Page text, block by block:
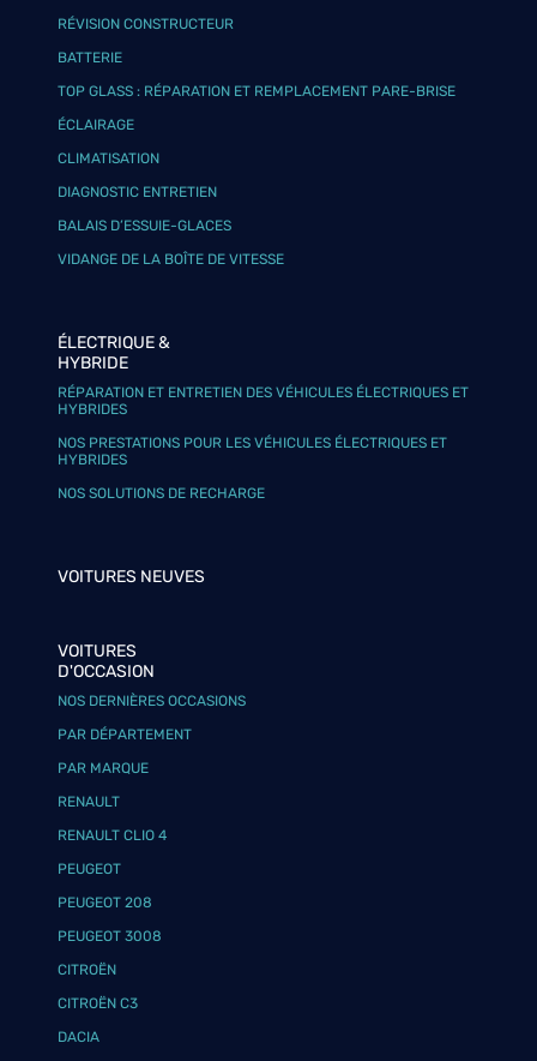
RÉVISION CONSTRUCTEUR
BATTERIE
TOP GLASS : RÉPARATION ET REMPLACEMENT PARE-BRISE
ÉCLAIRAGE
CLIMATISATION
DIAGNOSTIC ENTRETIEN
BALAIS D’ESSUIE-GLACES
VIDANGE DE LA BOÎTE DE VITESSE
ÉLECTRIQUE &
HYBRIDE
RÉPARATION ET ENTRETIEN DES VÉHICULES ÉLECTRIQUES ET
HYBRIDES
NOS PRESTATIONS POUR LES VÉHICULES ÉLECTRIQUES ET
HYBRIDES
NOS SOLUTIONS DE RECHARGE
VOITURES NEUVES
VOITURES
D'OCCASION
NOS DERNIÈRES OCCASIONS
PAR DÉPARTEMENT
PAR MARQUE
RENAULT
RENAULT CLIO 4
PEUGEOT
PEUGEOT 208
PEUGEOT 3008
CITROËN
CITROËN C3
DACIA